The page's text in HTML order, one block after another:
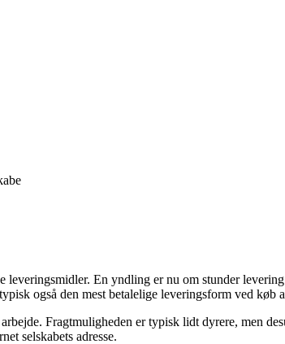
En yndling er nu om stunder
også den mest betalelige leveringsform ved
Fragtmuligheden er typisk lidt dyrere, men
selskabets adresse.